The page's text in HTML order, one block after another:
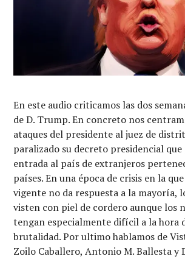
En este audio criticamos las dos
de D. Trump. En concreto nos
ataques del presidente al juez de
paralizado su decreto presidencial
entrada al país de extranjeros
países. En una época de crisis en la
vigente no da respuesta a la mayoría,
visten con piel de cordero aunque los
tengan especialmente difícil a la hora
brutalidad. Por ultimo hablamos de
Zoilo Caballero, Antonio M. Ballesta y